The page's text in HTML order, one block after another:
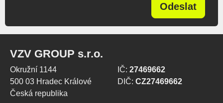
Odeslat
VZV GROUP s.r.o.
Okružní 1144
500 03 Hradec Králové
Česká republika
IČ: 27469662
DIČ: CZ27469662